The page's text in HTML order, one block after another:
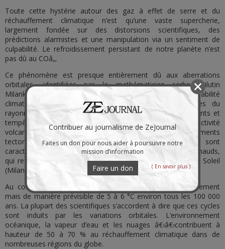
Toute cette hystérie autour des gaz à effet de serre et du
réchauffement climatique n’est qu’une vaste supercherie,
largement fondée sur des distorsions scientifiques, des
prédictions alarmistes et une manipulation via un sentiment de
culpabilité. Le refroidissement persistant de notre planète n’est
pas dû au COâ‚‚.
Ce phénomène est presque entièrement dû aux aberrations
orbitales, identifiées par le mathématicien serbe Milutin
MilankoviÄ‡ et confirmées par la science. Cependant, la variabilité
climatique provient également des variations naturelles du
rayonnement solaire, de la mécanique orbitale, des courants et
tempêtes océaniques, des modifications du relief et de l’activité
volcanique. À plus long terme, elle résulte des mouvements
tectoniques des continents. Les périodes glaciaires sont
caractérisées par une alternance de cycles glaciaires et chauds,
qui reflètent les anomalies orbitales de la Terre autour du Soleil
(MilankoviÄ‡).
Au cours de ces cycles, les températures fluctuent fortement
mais de manière prévisible de 5 à 6 °C environ tous les 100 000
ans. La plupart des scientifiques s’accordent à dire que ces cycles
sont induits par les variations orbitales. L’environnement
océanique, la vapeur d’eau et les nuages â€‹â€‹contribuent à
hauteur de 50 à 70 % au réchauffement climatique dans de
nombreuses régions du globe.
Contribuer au journalisme de ZeJournal
Faites un don pour nous aider à poursuivre notre
mission d’information
Faire un don ( En savoir plus )